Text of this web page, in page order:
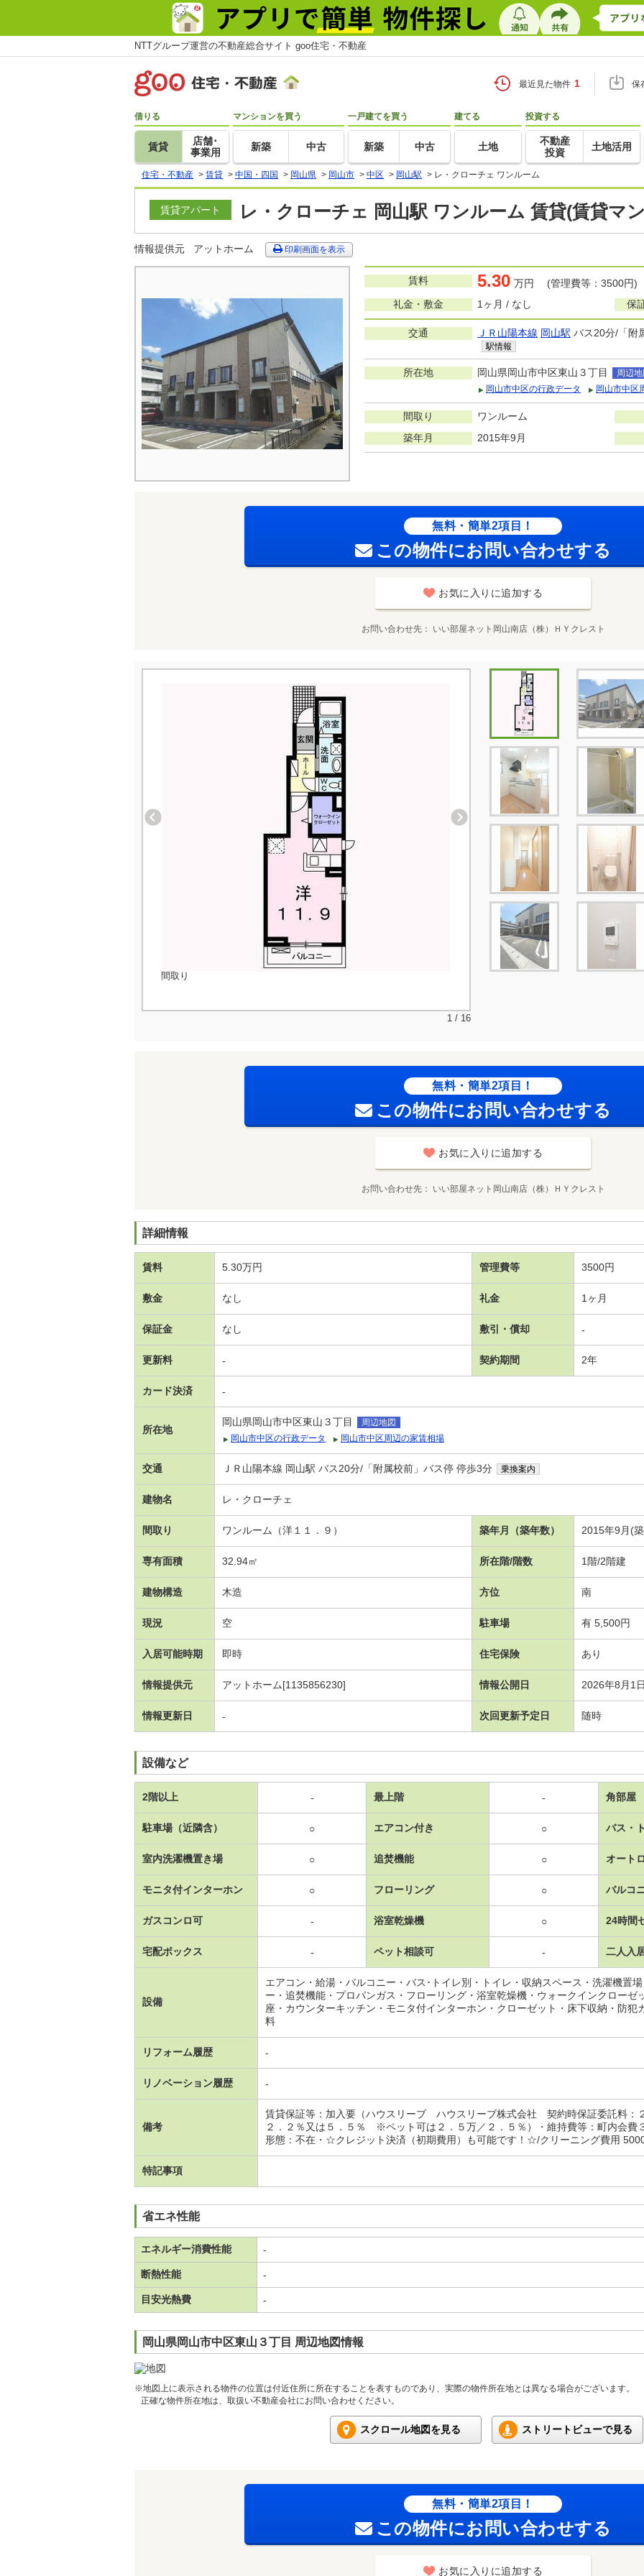
NTTグループ運営の不動産総合サイト goo住宅・不動産
最近見た物件 1 保
借りる
賃貸
店舗･
事業用
マンションを買う
新築 中古
一戸建てを買う
新築 中古
建てる
土地
投資する
不動産
投資
土地活用
住宅・不動産 > 賃貸 > 中国・四国 > 岡山県 > 岡山市 > 中区 > 岡山駅 > レ・クローチェ ワンルーム
賃貸アパート レ・クローチェ 岡山駅 ワンルーム 賃貸(賃貸マ
情報提供元 アットホーム 印刷画面を表示
賃料 5.30 万円 (管理費等：3500円)
礼金・敷金
1ヶ月 / なし 保
交通 ＪＲ山陽本線 岡山駅 バス20分/「附
駅情報
所在地 岡山県岡山市中区東山３丁目
周辺
岡山市中区の行政データ
岡山市中区
間取り
ワンルーム
築年月
2015年9月
無料・簡単2項目！
この物件にお問い合わせする
お気に入りに追加する
お問い合わせ先 いい部屋ネット岡山南店（株）ＨＹクレスト
間取り
1 / 16
無料・簡単2項目！
この物件にお問い合わせする
お気に入りに追加する
お問い合わせ先 いい部屋ネット岡山南店（株）ＨＹクレスト
詳細情報
賃料 5.30万円 管理費等 3500円
敷金 なし 礼金 1ヶ月
保証金 なし 敷引・償却 -
更新料 - 契約期間 2年
カード決済 -
所在地
岡山県岡山市中区東山３丁目
周辺地図
岡山市中区の行政データ
岡山市中区周辺の家賃相場
交通 ＪＲ山陽本線 岡山駅 バス20分/「附属校前」バス停 停歩3分 乗換案内
建物名 レ・クローチェ
間取り ワンルーム（洋１１．９） 築年月（築年数） 2015年9月(
専有面積 32.94㎡ 所在階/階数 1階/2階建
建物構造 木造 方位 南
現況 空 駐車場 有 5,500円
入居可能時期 即時 住宅保険 あり
情報提供元 アットホーム[1135856230] 情報公開日 2026年8月1
情報更新日 - 次回更新予定日 随時
設備など
2階以上 - 最上階 - 角部屋
駐車場（近隣含） ○ エアコン付き ○ バス・
室内洗濯機置き場 ○ 追焚機能 ○ オート
モニタ付インターホン ○ フローリング ○ バルコ
ガスコンロ可 - 浴室乾燥機 ○ 24時間
宅配ボックス - ペット相談可 - 二人入
設備
エアコン・給湯・バルコニー・バス･トイレ別・トイレ・収納スペース・洗濯機置
ー・追焚機能・プロパンガス・フローリング・浴室乾燥機・ウォークインクローゼ
座・カウンターキッチン・モニタ付インターホン・クローゼット・床下収納・防犯
料
リフォーム履歴 -
リノベーション履歴 -
備考
賃貸保証等：加入要（ハウスリーブ ハウスリーブ株式会社 契約時保証委託料：
２．２％又は５．５％ ※ペット可は２．５万／２．５％）・維持費等：町内会費
形態：不在・☆クレジット決済（初期費用）も可能です！☆/クリーニング費用
特記事項
省エネ性能
エネルギー消費性能 -
断熱性能 -
目安光熱費 -
岡山県岡山市中区東山３丁目 周辺地図情報
※地図上に表示される物件の位置は付近住所に所在することを表すものであり、実際の物件所在地とは異なる場合がございます。
正確な物件所在地は、取扱い不動産会社にお問い合わせください。
スクロール地図を見る ストリートビューで見る
無料・簡単2項目！
この物件にお問い合わせする
お気に入りに追加する